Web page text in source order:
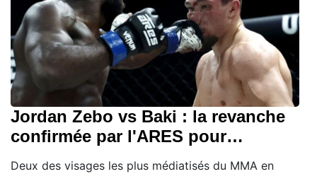
Jordan Zebo vs Baki : la revanche
confirmée par l'ARES pour…
Deux des visages les plus médiatisés du MMA en